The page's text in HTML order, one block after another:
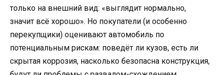
только на внешний вид: «выглядит нормально,
значит всё хорошо». Но покупатели (и особенно
перекупщики) оценивают автомобиль по
потенциальным рискам: поведёт ли кузов, есть ли
скрытая коррозия, насколько безопасна конструкция,